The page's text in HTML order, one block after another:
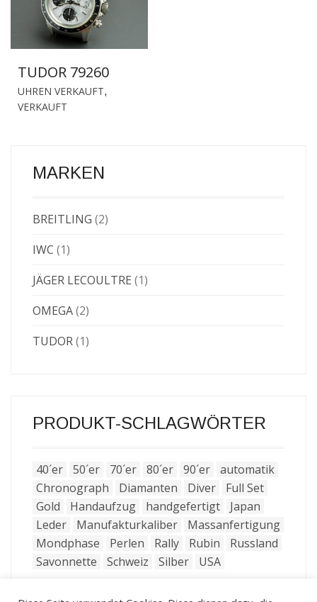
TUDOR 79260
UHREN VERKAUFT,
VERKAUFT
MARKEN
BREITLING (2)
IWC (1)
JÄGER LECOULTRE (1)
OMEGA(2)
TUDOR(1)
PRODUKT-SCHLAGWÖRTER
40´er 50´er 70´er 80´er 90´er
automatik
Chronograph
Diamanten Diver
Full Set
Gold
Handaufzug handgefertigt
Japan
Leder
Manufakturkaliber
Massanfertigung
Mondphase
Perlen Rally Rubin
Russland
Savonnette
Schweiz Silber USA